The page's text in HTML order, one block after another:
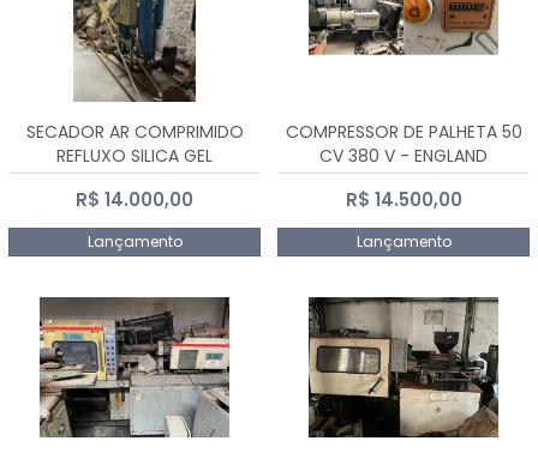
SECADOR AR COMPRIMIDO
REFLUXO SILICA GEL
R$ 14.000,00
Lançamento
COMPRESSOR DE PALHETA 50
CV 380 V - ENGLAND
R$ 14.500,00
Lançamento